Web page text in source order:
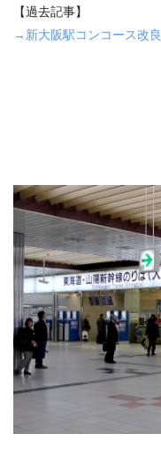
【過去記事】
→新大阪駅コンコース改良